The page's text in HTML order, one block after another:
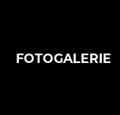
FOTOGALERIE